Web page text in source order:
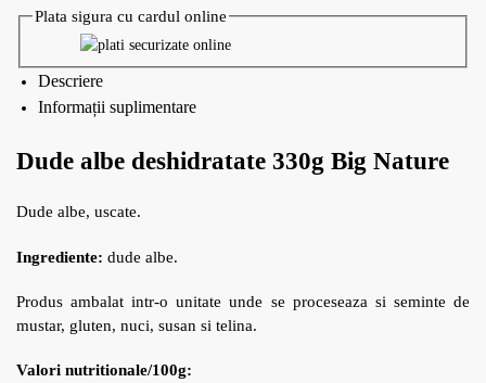
Plata sigura cu cardul online
Descriere
Informații suplimentare
Dude albe deshidratate 330g Big Nature
Dude albe, uscate.
Ingrediente: dude albe.
Produs ambalat intr-o unitate unde se proceseaza si seminte de
mustar, gluten, nuci, susan si telina.
Valori nutritionale/100g: